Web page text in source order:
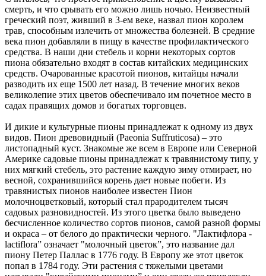
смерть, и что срывать его можно лишь ночью. Неизвестный
греческий поэт, живший в 3-ем веке, назвал пион королем
трав, способным излечить от множества болезней. В средние
века пион добавляли в пищу в качестве профилактического
средства. В наши дни стебель и корни некоторых сортов
пиона обязательно входят в состав китайских медицинских
средств. Очарованные красотой пионов, китайцы начали
разводить их еще 1500 лет назад. В течение многих веков
великолепие этих цветов обеспечивало им почетное место в
садах правящих домов и богатых торговцев.
И дикие и культурные пионы принадлежат к одному из двух
видов. Пион древовидный (Paeonia Suffruticosa) – это
листопадный куст. Знакомые же всем в Европе или Северной
Америке садовые пионы принадлежат к травянистому типу, у
них мягкий стебель, это растение каждую зиму отмирает, но
весной, сохранившийся корень дает новые побеги. Из
травянистых пионов наиболее известен Пион
молочноцветковый, который стал прародителем тысяч
садовых разновидностей. Из этого цветка было выведено
бесчисленное количество сортов пионов, самой разной формы
и окраса – от белого до практически черного. "Лактифлора -
lactiflora” означает "молочный цветок”, это название дал
пиону Петер Паллас в 1776 году. В Европу же этот цветок
попал в 1784 году. Эти растения с тяжелыми цветами